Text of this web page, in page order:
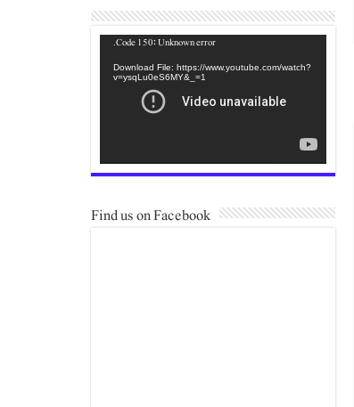
Player
Code 150: Unknown error.
Download File: https://www.youtube.com/watch?
v=ysqLu0eS6MY&_=1
Find us on Facebook